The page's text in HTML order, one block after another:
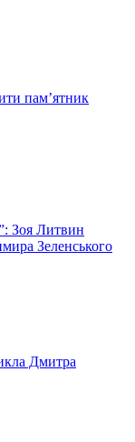
пам’ятник
Зоя Литвин
Зеленського
Дмитра